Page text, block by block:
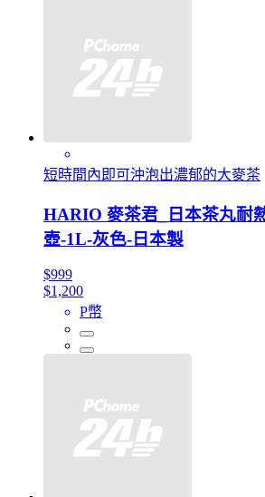
短時間內即可沖泡出濃郁的大麥茶
HARIO 麥茶君_日本茶丸耐
壺-1L-灰色-日本製
$999
$1,200
P幣